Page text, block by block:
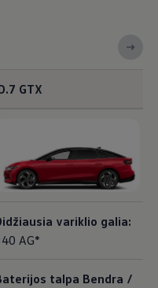
GTX
variklio galia:
AG*
talpa Bendra /